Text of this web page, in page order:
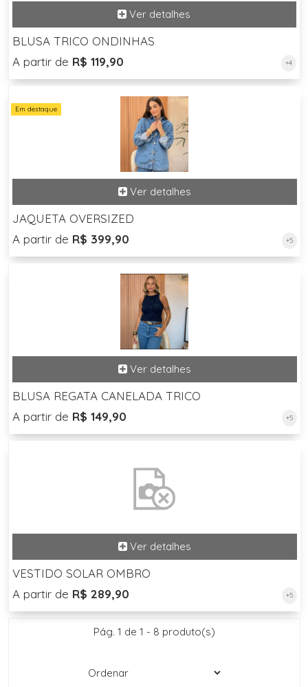
BLUSA TRICO ONDINHAS
A partir de R$ 119,90 +4
Em destaque
JAQUETA OVERSIZED
A partir de R$ 399,90 +5
BLUSA REGATA CANELADA TRICO
A partir de R$ 149,90 +5
VESTIDO SOLAR OMBRO
A partir de R$ 289,90 +5
Pág. 1 de 1 - 8 produto(s)